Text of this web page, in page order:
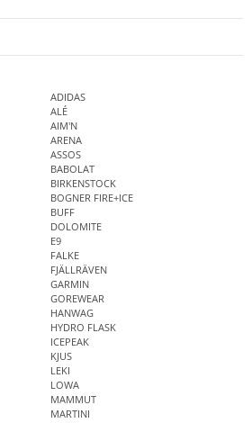
ADIDAS
ALÉ
AIM'N
ARENA
ASSOS
BABOLAT
BIRKENSTOCK
BOGNER FIRE+ICE
BUFF
DOLOMITE
E9
FALKE
FJÄLLRÄVEN
GARMIN
GOREWEAR
HANWAG
HYDRO FLASK
ICEPEAK
KJUS
LEKI
LOWA
MAMMUT
MARTINI